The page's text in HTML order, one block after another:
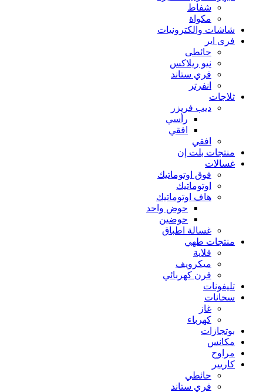
شفاط
مكواة
شاشات والكترونيات
فرى اير
حائطى
نيو ريلاكس
فري ستاند
انفرتر
ثلاجات
ديب فريزر
رأسي
افقي
افقي
منتجات بلت إن
غسالات
فوق اوتوماتيك
اوتوماتيك
هاف اوتوماتيك
حوض واحد
حوضين
غسالة اطباق
منتجات طهي
قلاية
ميكرويف
فرن كهربائي
تليفونات
سخانات
غاز
كهرباء
بوتجازات
مكانس
مراوح
كاريير
حائطي
فري ستاند